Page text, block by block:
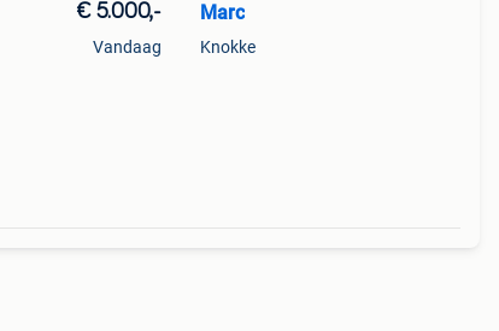
€ 5.000,-
Vandaag
Marc
Knokke